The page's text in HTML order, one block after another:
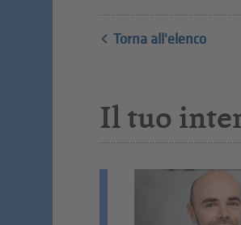
Torna all'elenco
Il tuo